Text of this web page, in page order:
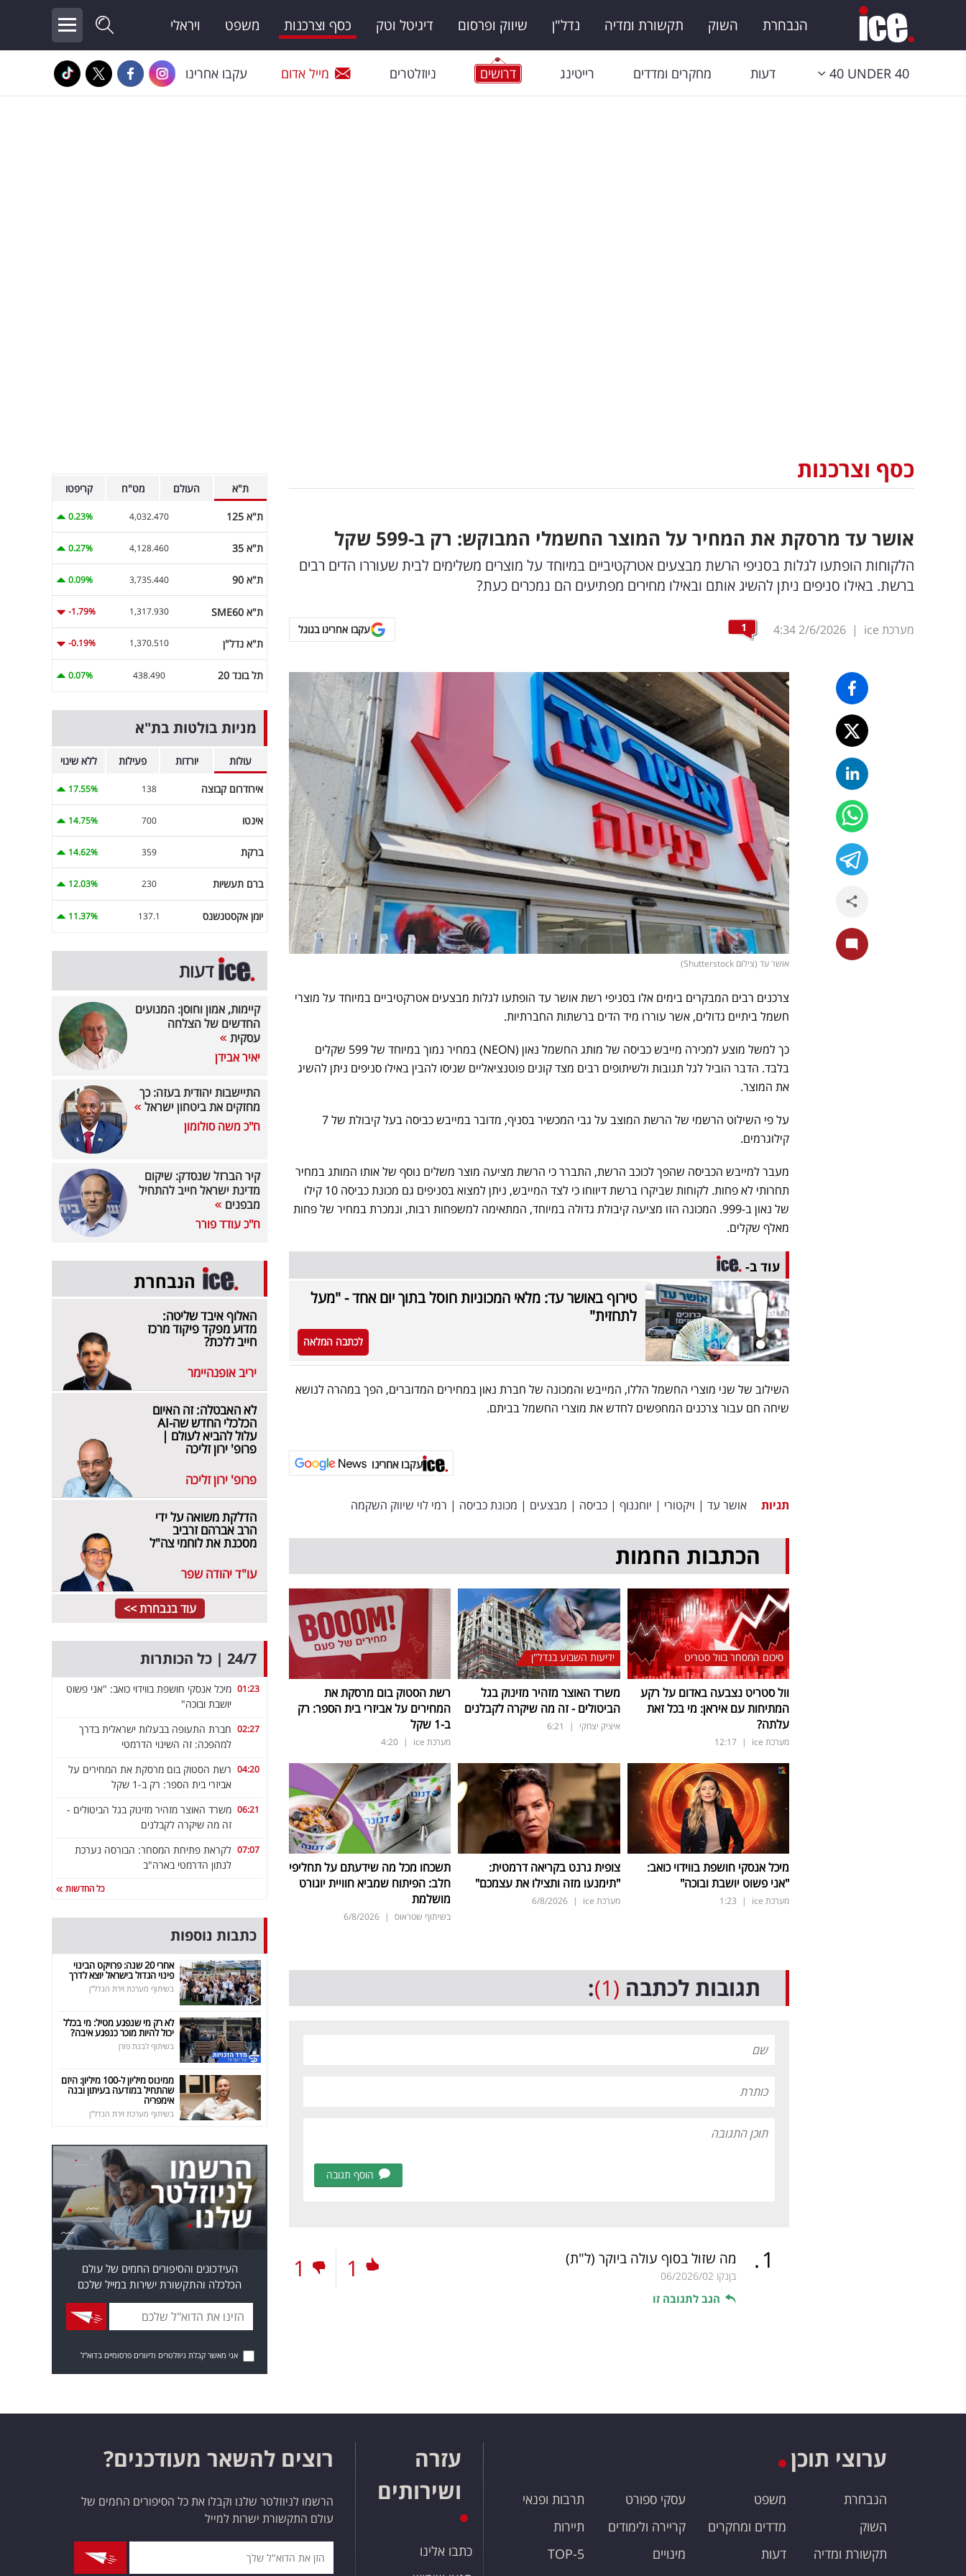
הנבחרת השוק תקשורת ומדיה נדל"ן שיווק ופרסום דיגיטל וטק כסף וצרכנות משפט ויראלי
40 UNDER 40 דעות מחקרים ומדדים רייטינג דרושים ניוזלטרים מייל אדום עקבו אחרינו
כסף וצרכנות
אושר עד מרסקת את המחיר על המוצר החשמלי המבוקש: רק ב-599 שקל
הלקוחות הופתעו לגלות בסניפי הרשת מבצעים אטרקטיביים במיוחד על מוצרים משלימים לבית שעוררו הדים רבים
ברשת. באילו סניפים ניתן להשיג אותם ובאילו מחירים מפתיעים הם נמכרים כעת?
מערכת ice |
2/6/2026
4:34
1 עקבו אחרינו בגוגל
אושר עד (צילום Shutterstock)
צרכנים רבים המבקרים בימים אלו בסניפי רשת אושר עד הופתעו לגלות מבצעים אטרקטיביים במיוחד על מוצרי
חשמל ביתיים גדולים, אשר עוררו מיד הדים ברשתות החברתיות.
כך למשל מוצע למכירה מייבש כביסה של מותג החשמל נאון (NEON) במחיר נמוך במיוחד של 599 שקלים
בלבד. הדבר הוביל לגל תגובות ולשיתופים רבים מצד קונים פוטנציאליים שניסו להבין באילו סניפים ניתן להשיג
את המוצר.
על פי השילוט הרשמי של הרשת המוצב על גבי המכשיר בסניף, מדובר במייבש כביסה בעל קיבולת של 7
קילוגרמים.
מעבר למייבש הכביסה שהפך לכוכב הרשת, התברר כי הרשת מציעה מוצר משלים נוסף של אותו המותג במחיר
תחרותי לא פחות. לקוחות שביקרו ברשת דיווחו כי לצד המייבש, ניתן למצוא בסניפים גם מכונת כביסה 10 קילו
של נאון ב-999. המכונה הזו מציעה קיבולת גדולה במיוחד, המתאימה למשפחות רבות, ונמכרת במחיר של פחות
מאלף שקלים.
עוד ב-
טירוף באושר עד: מלאי המכוניות חוסל בתוך יום אחד - "מעל
לתחזית"
לכתבה המלאה
השילוב של שני מוצרי החשמל הללו, המייבש והמכונה של חברת נאון במחירים המדוברים, הפך במהרה לנושא
שיחה חם עבור צרכנים המחפשים לחדש את מוצרי החשמל בביתם.
עקבו אחרינו
תגיות אושר עד | ויקטורי | יוחננוף | כביסה | מבצעים | מכונת כביסה | רמי לוי שיווק השקמה
הכתבות החמות
סיכום המסחר בוול סטריט
וול סטריט נצבעה באדום על רקע
המתיחות עם איראן: מי בכל זאת
עלתה?
מערכת ice |
12:17
ידיעות השבוע בנדל"ן
משרד האוצר מזהיר מזינוק בגל
הביטולים - זה מה שיקרה לקבלנים
איציק יצחקי |
6:21
רשת הסטוק בום מרסקת את
המחירים על אביזרי בית הספר: רק
ב-1 שקל
מערכת ice |
4:20
מיכל אנסקי חושפת בווידוי כואב:
"אני פשוט יושבת ובוכה"
מערכת ice |
1:23
צופית גרנט בקריאה דרמטית:
"תימנעו מזה ותצילו את עצמכם"
מערכת ice |
6/8/2026
תשכחו מכל מה שידעתם על תחליפי
חלב: הפיתוח שמביא חוויית יוגורט
מושלמת
בשיתוף שטראוס |
6/8/2026
תגובות לכתבה (1)
:
הוסף תגובה
1
. מה שזול בסוף עולה ביוקר (ל"ת)
בןנקו 06/2026/02
הגב לתגובה זו
1
1
ת"א העולם מט"ח קריפטו
ת"א 125 4,032.470
0.23%
ת"א 35 4,128.460
0.27%
ת"א 90 3,735.440
0.09%
ת"א SME60 1,317.930
-1.79%
ת"א נדל"ן 1,370.510
-0.19%
תל בונד 20 438.490
0.07%
מניות בולטות בת"א
עולות יורדות פעילות ללא שינוי
אירודרום קבוצה 138
17.55%
אינטו 700
14.75%
ברקת 359
14.62%
ברם תעשיות 230
12.03%
יומן אקסטנשנס 137.1
11.37%
דעות
קיימות, אמון וחוסן: המנועים
החדשים של הצלחה
עסקית
יאיר אבידן
התיישבות יהודית בעזה: כך
מחזקים את ביטחון ישראל
ח"כ משה סולומון
קיר הברזל שנסדק: שיקום
מדינת ישראל חייב להתחיל
מבפנים
ח"כ עודד פורר
הנבחרת
האלוף איבד שליטה:
מדוע מפקד פיקוד מרכז
חייב ללכת?
יריב אופנהיימר
לא האבטלה: זה האיום
הכלכלי החדש שה-AI
עלול להביא לעולם |
פרופ' ירון זליכה
פרופ' ירון זליכה
הדלקת משואה על ידי
הרב אברהם זרביב
מסכנת את לוחמי צה"ל
עו"ד יהודה שפר
עוד בנבחרת >>
24/7 | כל הכותרות
01:23 מיכל אנסקי חושפת בווידוי כואב: "אני פשוט
יושבת ובוכה"
02:27 חברת התעופה בבעלות ישראלית בדרך
למהפכה: זה השינוי הדרמטי
04:20 רשת הסטוק בום מרסקת את המחירים על
אביזרי בית הספר: רק ב-1 שקל
06:21 משרד האוצר מזהיר מזינוק בגל הביטולים -
זה מה שיקרה לקבלנים
07:07 לקראת פתיחת המסחר: הבורסה נערכת
לנתון הדרמטי בארה"ב
כל החדשות
כתבות נוספות
אחרי 20 שנה: פרויקט הבינוי
פינוי הגדול בישראל יוצא לדרך
בשיתוף מערכת זירת הנדל"ן
לא רק מי שנפגע מטיל: מי בכלל
יכול להיות מוכר כנפגע איבה?
בשיתוף לבנת פורן
ממינוס מיליון ל-100 מיליון: היזם
שהתחיל במודעה בעיתון ובנה
אימפריה
בשיתוף מערכת זירת הנדל"ן
העידכונים והסיפורים החמים של עולם
הכלכלה והתקשורת ישירות במייל שלכם
אני מאשר קבלת ניוזלטרים ודיוורים פרסומיים בדוא"ל
ערוצי תוכן
הנבחרת
השוק
תקשורת ומדיה
משפט
מדדים ומחקרים
דעות
עסקי ספורט
קריירה ולימודים
מינויים
תרבות ופנאי
תיירות
TOP-5
עזרה
ושירותים
כתבו אלינו
רוצים להשאר מעודכנים?
הרשמו לניוזלטר שלנו וקבלו את כל הסיפורים החמים של
עולם התקשורת ישרות למייל